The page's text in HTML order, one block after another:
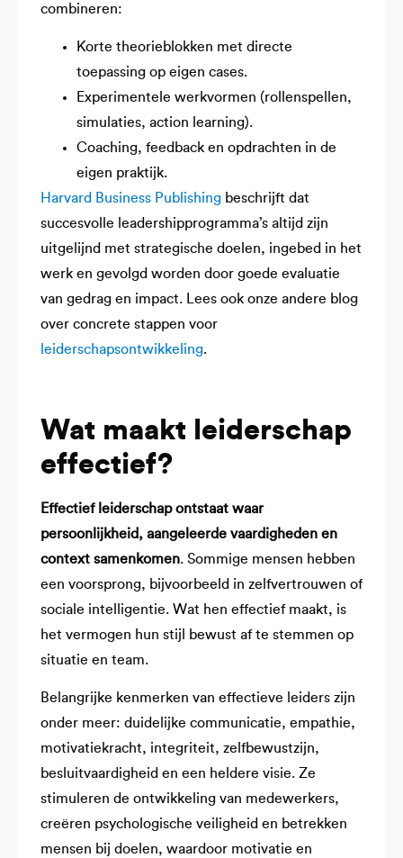
combineren:
Korte theorieblokken met directe
toepassing op eigen cases.
Experimentele werkvormen (rollenspellen,
simulaties, action learning).
Coaching, feedback en opdrachten in de
eigen praktijk.
Harvard Business Publishing beschrijft dat
succesvolle leadershipprogramma’s altijd zijn
uitgelijnd met strategische doelen, ingebed in het
werk en gevolgd worden door goede evaluatie
van gedrag en impact. Lees ook onze andere blog
over concrete stappen voor
leiderschapsontwikkeling.
Wat maakt leiderschap
effectief?
Effectief leiderschap ontstaat waar
persoonlijkheid, aangeleerde vaardigheden en
context samenkomen. Sommige mensen hebben
een voorsprong, bijvoorbeeld in zelfvertrouwen of
sociale intelligentie. Wat hen effectief maakt, is
het vermogen hun stijl bewust af te stemmen op
situatie en team.
Belangrijke kenmerken van effectieve leiders zijn
onder meer: duidelijke communicatie, empathie,
motivatiekracht, integriteit, zelfbewustzijn,
besluitvaardigheid en een heldere visie. Ze
stimuleren de ontwikkeling van medewerkers,
creëren psychologische veiligheid en betrekken
mensen bij doelen, waardoor motivatie en